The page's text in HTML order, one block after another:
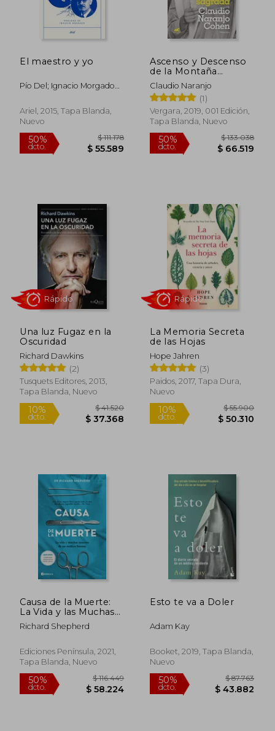
El maestro y yo
Pío Del; Ignacio Morgado
Ariel, 2015, Tapa Blanda,
Nuevo
50%
dcto. $ 55.589
Ascenso y Descenso
de la Montaña
Sagrada
Claudio Naranjo
(1)
Vergara, 2019, 001 Edición,
Tapa Blanda, Nuevo
50%
dcto.
Una luz Fugaz en la
Oscuridad
Richard Dawkins
(2)
Tusquets Editores, 2013,
Tapa Blanda, Nuevo
$ 37.368
La Memoria Secreta
de las Hojas
Hope Jahren
(3)
Paidos, 2017, Tapa Dura,
Nuevo
Causa de la Muerte:
La Vida y las Muchas
Muertes de un
Medico Forense
Richard Shepherd
Ediciones Península, 2021,
Tapa Blanda, Nuevo
Esto te va a Doler
Adam Kay
Booket, 2019, Tapa Blanda,
Nuevo